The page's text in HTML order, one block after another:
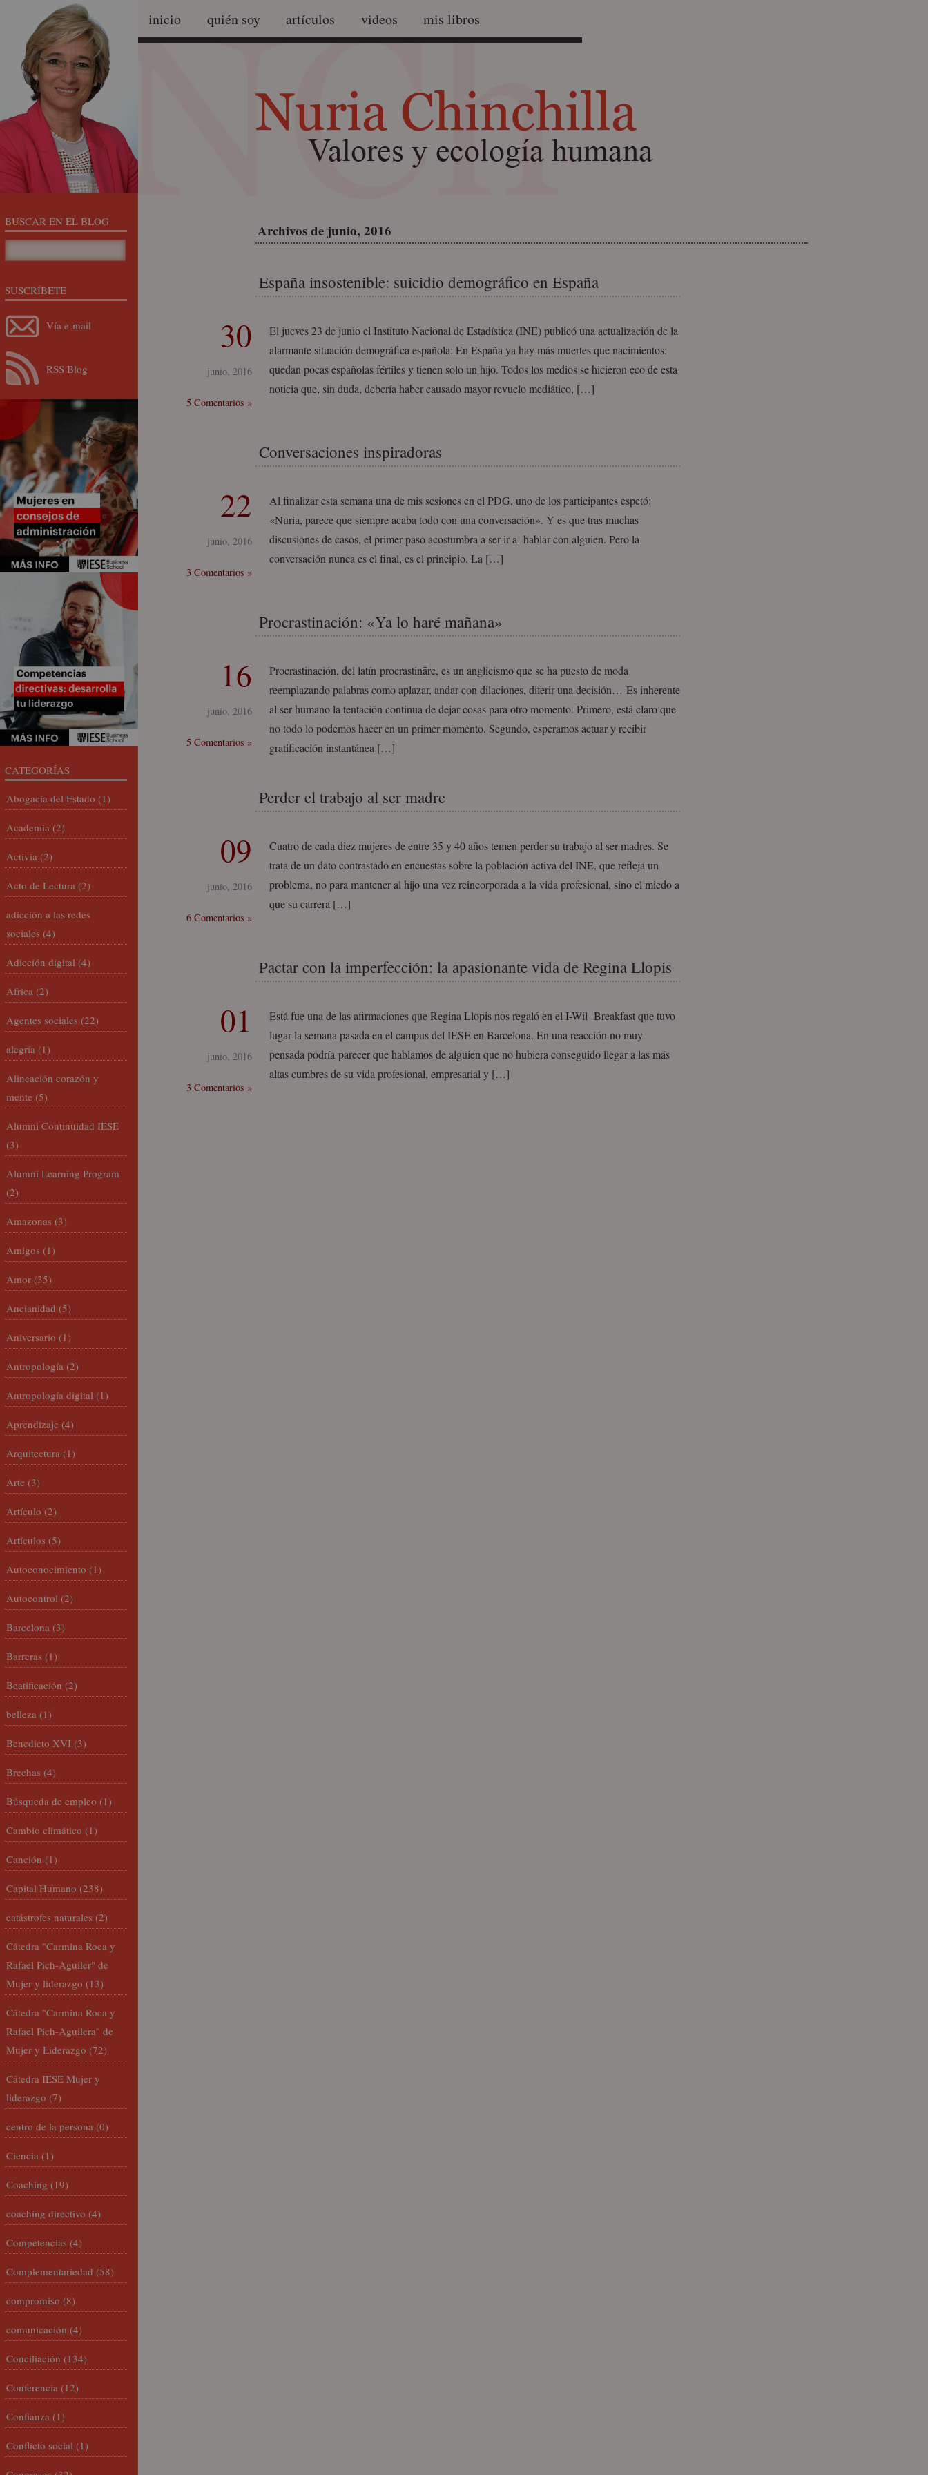
inicio quién soy artículos videos mis libros
Archivos de junio, 2016
España insostenible: suicidio demográfico en España
30
junio, 2016
5 Comentarios »
El jueves 23 de junio el Instituto Nacional de Estadística (INE) publicó una actualización de la
alarmante situación demográfica española: En España ya hay más muertes que nacimientos:
quedan pocas españolas fértiles y tienen solo un hijo. Todos los medios se hicieron eco de esta
noticia que, sin duda, debería haber causado mayor revuelo mediático, […]
Conversaciones inspiradoras
22
junio, 2016
3 Comentarios »
Al finalizar esta semana una de mis sesiones en el PDG, uno de los participantes espetó:
«Nuria, parece que siempre acaba todo con una conversación». Y es que tras muchas
discusiones de casos, el primer paso acostumbra a ser ir a hablar con alguien. Pero la
conversación nunca es el final, es el principio. La […]
Procrastinación: «Ya lo haré mañana»
16
junio, 2016
5 Comentarios »
Procrastinación, del latín procrastināre, es un anglicismo que se ha puesto de moda
reemplazando palabras como aplazar, andar con dilaciones, diferir una decisión… Es inherente
al ser humano la tentación continua de dejar cosas para otro momento. Primero, está claro que
no todo lo podemos hacer en un primer momento. Segundo, esperamos actuar y recibir
gratificación instantánea […]
Perder el trabajo al ser madre
09
junio, 2016
6 Comentarios »
Cuatro de cada diez mujeres de entre 35 y 40 años temen perder su trabajo al ser madres. Se
trata de un dato contrastado en encuestas sobre la población activa del INE, que refleja un
problema, no para mantener al hijo una vez reincorporada a la vida profesional, sino el miedo a
que su carrera […]
Pactar con la imperfección: la apasionante vida de Regina Llopis
01
junio, 2016
3 Comentarios »
Está fue una de las afirmaciones que Regina Llopis nos regaló en el I-Wil Breakfast que tuvo
lugar la semana pasada en el campus del IESE en Barcelona. En una reacción no muy
pensada podría parecer que hablamos de alguien que no hubiera conseguido llegar a las más
altas cumbres de su vida profesional, empresarial y […]
BUSCAR EN EL BLOG
SUSCRÍBETE
Vía e-mail
RSS Blog
CATEGORÍAS
Abogacía del Estado (1)
Academia (2)
Activia (2)
Acto de Lectura (2)
adicción a las redes
sociales (4)
Adicción digital (4)
Africa (2)
Agentes sociales (22)
alegría (1)
Alineación corazón y
mente (5)
Alumni Continuidad IESE
(3)
Alumni Learning Program
(2)
Amazonas (3)
Amigos (1)
Amor (35)
Ancianidad (5)
Aniversario (1)
Antropología (2)
Antropología digital (1)
Aprendizaje (4)
Arquitectura (1)
Arte (3)
Artículo (2)
Artículos (5)
Autoconocimiento (1)
Autocontrol (2)
Barcelona (3)
Barreras (1)
Beatificación (2)
belleza (1)
Benedicto XVI (3)
Brechas (4)
Búsqueda de empleo (1)
Cambio climático (1)
Canción (1)
Capital Humano (238)
catástrofes naturales (2)
Cátedra "Carmina Roca y
Rafael Pich-Aguiler" de
Mujer y liderazgo (13)
Cátedra "Carmina Roca y
Rafael Pich-Aguilera" de
Mujer y Liderazgo (72)
Cátedra IESE Mujer y
liderazgo (7)
centro de la persona (0)
Ciencia (1)
Coaching (19)
coaching directivo (4)
Competencias (4)
Complementariedad (58)
compromiso (8)
comunicación (4)
Conciliación (134)
Conferencia (12)
Confianza (1)
Conflicto social (1)